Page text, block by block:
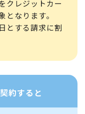
クレジットカー
となります。
とする請求に割
約すると